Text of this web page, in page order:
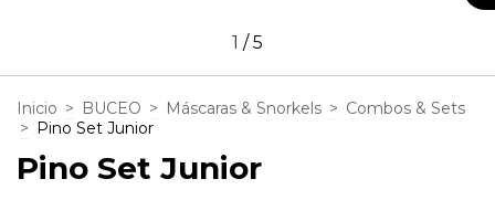
1 /5
Inicio > BUCEO > Máscaras & Snorkels > Combos & Sets
> Pino Set Junior
Pino Set Junior